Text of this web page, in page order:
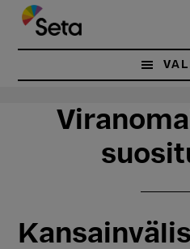
Hyppää
pääsisältöön
Hyppää
ensisijaiseen
sivupalkkiin